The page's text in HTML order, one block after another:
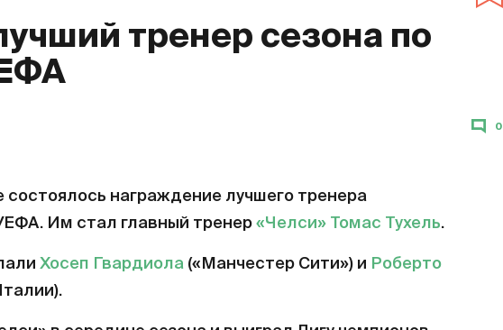
тренер сезона по
0
состоялось награждение лучшего тренера
Им стал главный тренер «Челси» Томас Тухель.
Хосеп Гвардиола («Манчестер Сити») и Роберто